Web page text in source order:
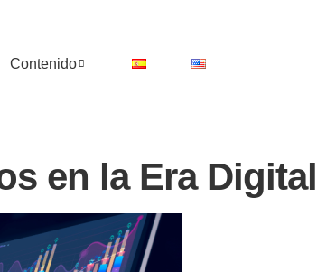
Contenido
en la Era Digital